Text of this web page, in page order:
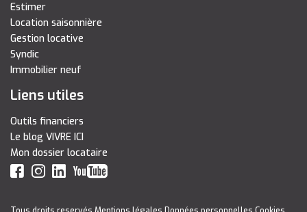
Estimer
Location saisonnière
Gestion locative
Syndic
Immobilier neuf
Liens utiles
Outils financiers
Le blog VIVRE ICI
Mon dossier locataire